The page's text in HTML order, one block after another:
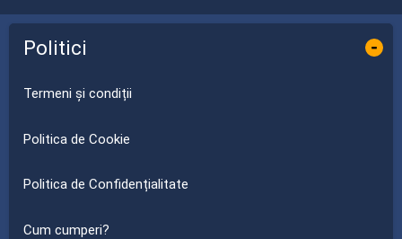
Politici -
Termeni și condiții
Politica de Cookie
Politica de Confidențialitate
Cum cumperi?